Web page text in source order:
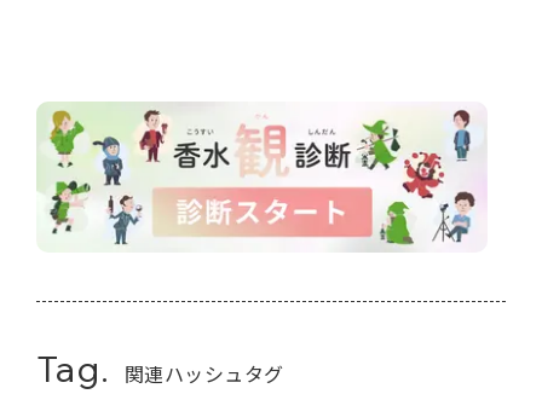
Tag. 関連ハッシュタグ